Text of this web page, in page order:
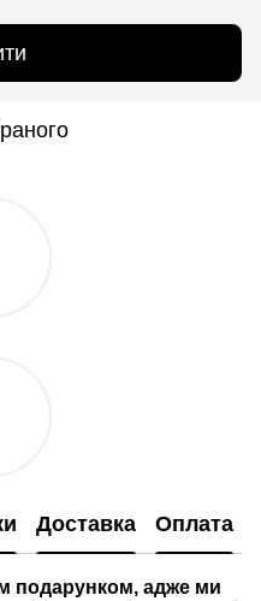
Доставка Оплата
подарунком, адже ми